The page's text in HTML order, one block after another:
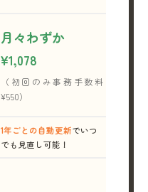
月々わずか
¥1,078
（初回のみ事務手数料
¥550）
1年ごとの自動更新でいつ
でも見直し可能！